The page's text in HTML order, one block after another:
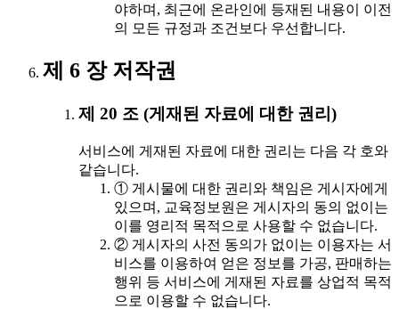
야하며, 최근에 온라인에 등재된 내용이 이전
의 모든 규정과 조건보다 우선합니다.
제 6 장 저작권
제 20 조 (게재된 자료에 대한 권리)
서비스에 게재된 자료에 대한 권리는 다음 각 호와
같습니다.
① 게시물에 대한 권리와 책임은 게시자에게
있으며, 교육정보원은 게시자의 동의 없이는
이를 영리적 목적으로 사용할 수 없습니다.
② 게시자의 사전 동의가 없이는 이용자는 서
비스를 이용하여 얻은 정보를 가공, 판매하는
행위 등 서비스에 게재된 자료를 상업적 목적
으로 이용할 수 없습니다.